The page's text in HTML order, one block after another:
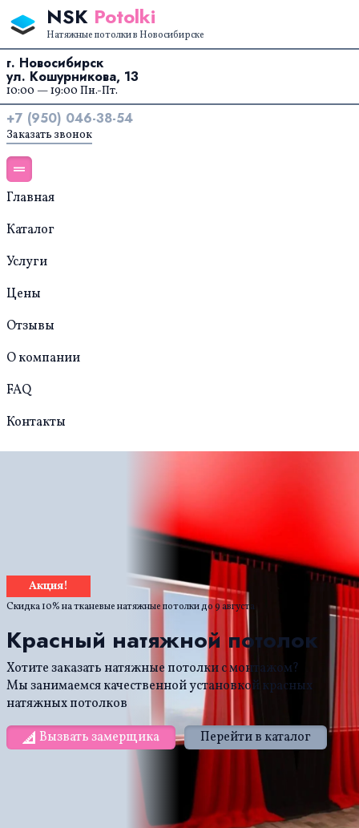
Перейти к содержанию
NSK Potolki
Натяжные потолки в Новосибирске
г. Новосибирск
ул. Кошурникова, 13
10:00 — 19:00 Пн.-Пт.
+7 (950) 046-38-54
Заказать звонок
Главная
Каталог
Услуги
Цены
Отзывы
О компании
FAQ
Контакты
Акция!
Скидка 10% на тканевые натяжные потолки до9 августа
Красный натяжной потолок
Хотите заказать натяжные потолки с монтажом?
Мы занимаемся качественной установкой красных
натяжных потолков
Вызвать замерщика
Перейти в каталог